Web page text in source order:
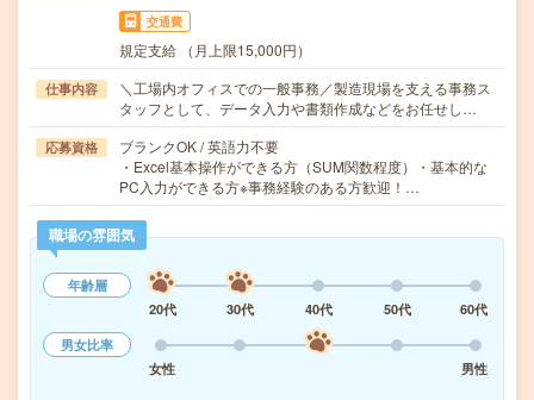
交通費
規定支給 （月上限15,000円）
仕事内容
＼工場内オフィスでの一般事務／製造現場を支える事務ス
タッフとして、データ入力や書類作成などをお任せし…
応募資格
ブランクOK / 英語力不要
・Excel基本操作ができる方（SUM関数程度）・基本的な
PC入力ができる方※事務経験のある方歓迎！…
職場の雰囲気
年齢層
20代
30代 40代 50代
60代
男女比率
女性
男性